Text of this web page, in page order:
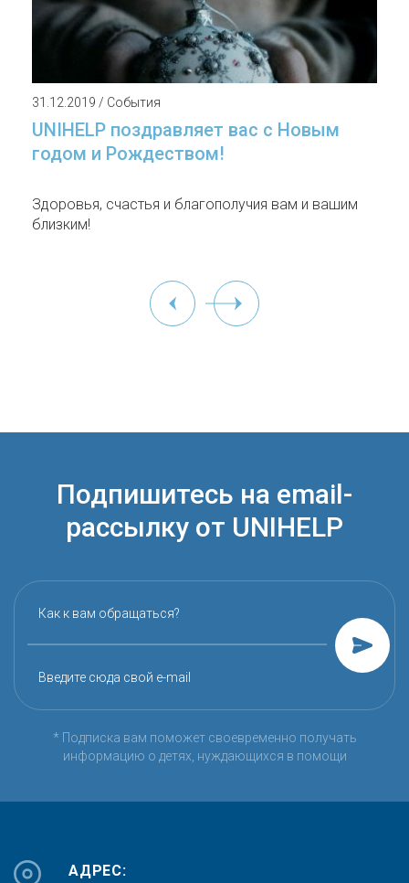
31.12.2019 / События
UNIHELP поздравляет вас с Новым
годом и Рождеством!
Здоровья, счастья и благополучия вам и вашим
близким!
Подпишитесь на email-
рассылку от UNIHELP
Как к вам обращаться?
Введите сюда свой e-mail
* Подписка вам поможет своевременно получать
информацию о детях, нуждающихся в помощи
АДРЕС: